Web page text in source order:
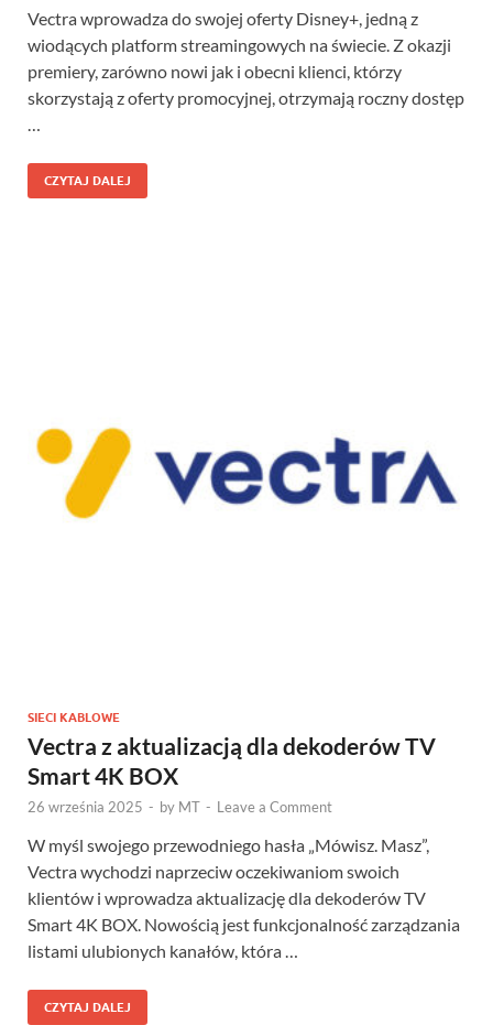
Vectra wprowadza do swojej oferty Disney+, jedną z
wiodących platform streamingowych na świecie. Z okazji
premiery, zarówno nowi jak i obecni klienci, którzy
skorzystają z oferty promocyjnej, otrzymają roczny dostęp
…
CZYTAJ DALEJ
SIECI KABLOWE
Vectra z aktualizacją dla dekoderów TV
Smart 4K BOX
26 września 2025 - by MT - Leave a Comment
W myśl swojego przewodniego hasła „Mówisz. Masz”,
Vectra wychodzi naprzeciw oczekiwaniom swoich
klientów i wprowadza aktualizację dla dekoderów TV
Smart 4K BOX. Nowością jest funkcjonalność zarządzania
listami ulubionych kanałów, która …
CZYTAJ DALEJ